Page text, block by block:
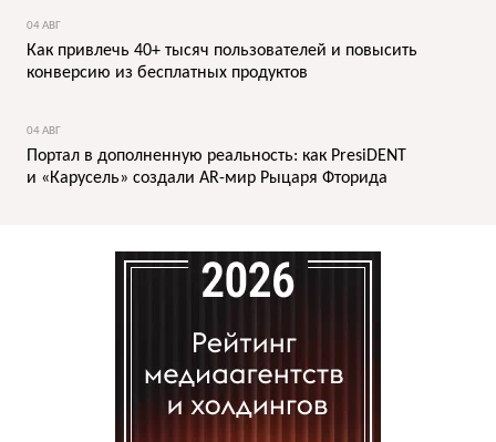
04 АВГ
Как привлечь 40+ тысяч пользователей и повысить
конверсию из бесплатных продуктов
04 АВГ
Портал в дополненную реальность: как PresiDENT
и «Карусель» создали AR-мир Рыцаря Фторида